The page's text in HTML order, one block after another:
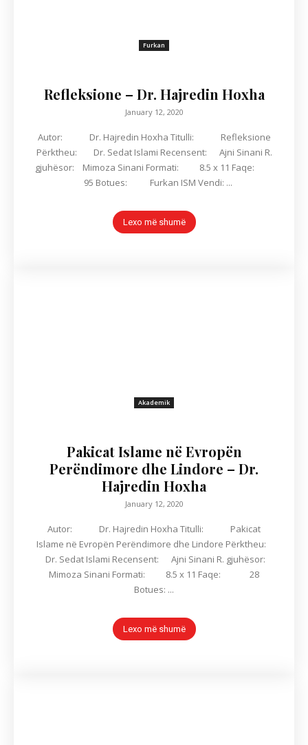
Furkan
Refleksione – Dr. Hajredin Hoxha
January 12, 2020
Autor: Dr. Hajredin Hoxha Titulli: Refleksione
Përktheu: Dr. Sedat Islami Recensent: Ajni Sinani R.
gjuhësor: Mimoza Sinani Formati: 8.5 x 11 Faqe:
95 Botues: Furkan ISM Vendi: ...
Lexo më shumë
Akademik
Pakicat Islame në Evropën
Perëndimore dhe Lindore – Dr.
Hajredin Hoxha
January 12, 2020
Autor: Dr. Hajredin Hoxha Titulli: Pakicat
Islame në Evropën Perëndimore dhe Lindore Përktheu:
Dr. Sedat Islami Recensent: Ajni Sinani R. gjuhësor:
Mimoza Sinani Formati: 8.5 x 11 Faqe: 28
Botues: ...
Lexo më shumë